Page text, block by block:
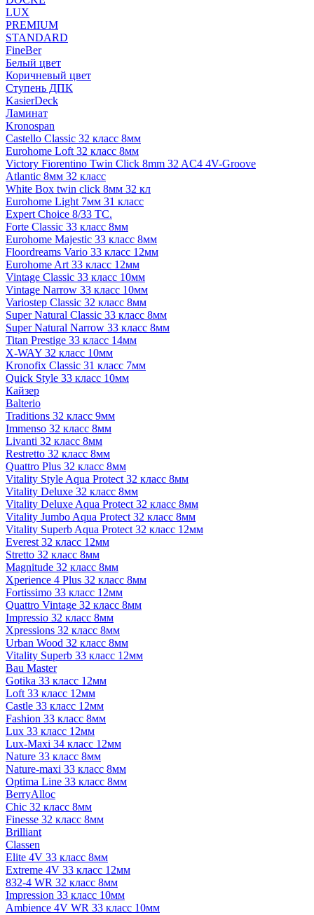
LUX
PREMIUM
STANDARD
FineBer
Белый цвет
Коричневый цвет
Ступень ДПК
KasierDeck
Ламинат
Kronospan
Castello Classic 32 класс 8мм
Eurohome Loft 32 класс 8мм
Victory Fiorentino Twin Click 8mm 32 AC4 4V-Groove
Atlantic 8мм 32 класс
White Box twin click 8мм 32 кл
Eurohome Light 7мм 31 класс
Expert Choice 8/33 TC.
Forte Classic 33 класс 8мм
Eurohome Majestic 33 класс 8мм
Floordreams Vario 33 класс 12мм
Eurohome Art 33 класс 12мм
Vintage Classic 33 класс 10мм
Vintage Narrow 33 класс 10мм
Variostep Classic 32 класс 8мм
Super Natural Classic 33 класс 8мм
Super Natural Narrow 33 класс 8мм
Titan Prestige 33 класс 14мм
X-WAY 32 класс 10мм
Kronofix Classic 31 класс 7мм
Quick Style 33 класс 10мм
Кайзер
Balterio
Traditions 32 класс 9мм
Immenso 32 класс 8мм
Livanti 32 класс 8мм
Restretto 32 класс 8мм
Quattro Plus 32 класс 8мм
Vitality Style Aqua Protect 32 класс 8мм
Vitality Deluxe 32 класс 8мм
Vitality Deluxe Aqua Protect 32 класс 8мм
Vitality Jumbo Aqua Protect 32 класс 8мм
Vitality Superb Aqua Protect 32 класс 12мм
Everest 32 класс 12мм
Stretto 32 класс 8мм
Magnitude 32 класс 8мм
Xperience 4 Plus 32 класс 8мм
Fortissimo 33 класс 12мм
Quattro Vintage 32 класс 8мм
Impressio 32 класс 8мм
Xpressions 32 класс 8мм
Urban Wood 32 класс 8мм
Vitality Superb 33 класс 12мм
Bau Master
Gotika 33 класс 12мм
Loft 33 класс 12мм
Castle 33 класс 12мм
Fashion 33 класс 8мм
Lux 33 класс 12мм
Lux-Maxi 34 класс 12мм
Nature 33 класс 8мм
Nature-maxi 33 класс 8мм
Optima Line 33 класс 8мм
BerryAlloc
Chic 32 класс 8мм
Finesse 32 класс 8мм
Brilliant
Classen
Elite 4V 33 класс 8мм
Extreme 4V 33 класс 12мм
832-4 WR 32 класс 8мм
Impression 33 класс 10мм
Ambience 4V WR 33 класс 10мм